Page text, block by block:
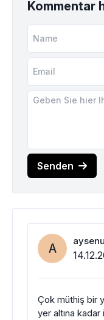
Kommentar
Senden
A
Çok müthiş bir
yer altına